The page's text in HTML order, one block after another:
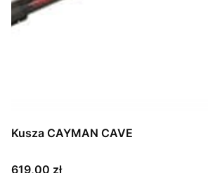
Kusza CAYMAN CAVE
Cena
619,00 zł